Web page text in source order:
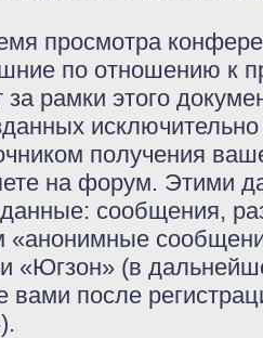
просмотра
по отношению к
рамки этого
получения
на форум. Этими
сообщения,
«Югзон» (в
вами после